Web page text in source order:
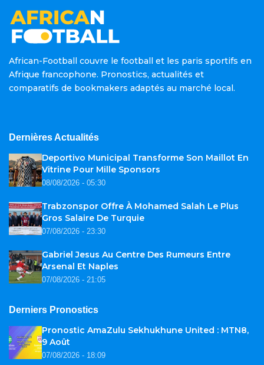
African-Football couvre le football et les paris sportifs en
Afrique francophone. Pronostics, actualités et
comparatifs de bookmakers adaptés au marché local.
Dernières Actualités
Deportivo Municipal Transforme Son Maillot En
Vitrine Pour Mille Sponsors
08/08/2026 - 05:30
Trabzonspor Offre À Mohamed Salah Le Plus
Gros Salaire De Turquie
07/08/2026 - 23:30
Gabriel Jesus Au Centre Des Rumeurs Entre
Arsenal Et Naples
07/08/2026 - 21:05
Derniers Pronostics
Pronostic AmaZulu Sekhukhune United : MTN8,
9 Août
07/08/2026 - 18:09